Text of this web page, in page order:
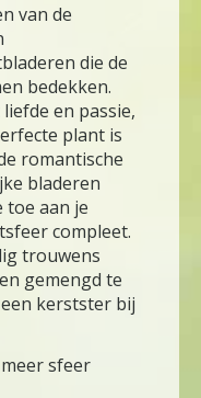
van de
die de
bedekken.
en passie,
plant is
romantische
bladeren
toe aan je
compleet.
trouwens
gemengd te
kerstster bij